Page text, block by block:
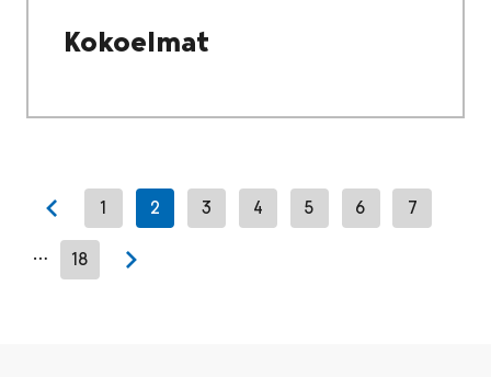
Kokoelmat
Previous page
1 2 3 4 5 6 7
… 18
Next page